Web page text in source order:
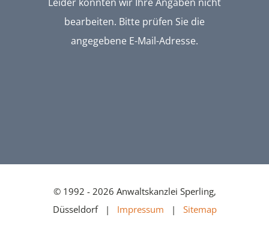
bearbeiten. Bitte prüfen Sie die
angegebene E-Mail-Adresse.
© 1992 - 2026 Anwaltskanzlei Sperling,
Düsseldorf | Impressum | Sitemap